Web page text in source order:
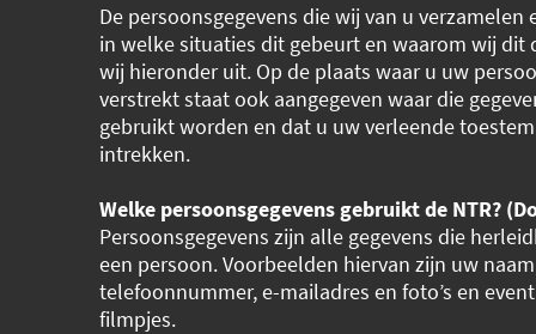
De persoonsgegevens die wij van u verzamelen
in welke situaties dit gebeurt en waarom wij dit
wij hieronder uit. Op de plaats waar u uw
verstrekt staat ook aangegeven waar die
gebruikt worden en dat u uw verleende
intrekken.
Welke persoonsgegevens gebruikt de NTR?
Persoonsgegevens zijn alle gegevens die
een persoon. Voorbeelden hiervan zijn uw
telefoonnummer, e-mailadres en foto’s en
filmpjes.